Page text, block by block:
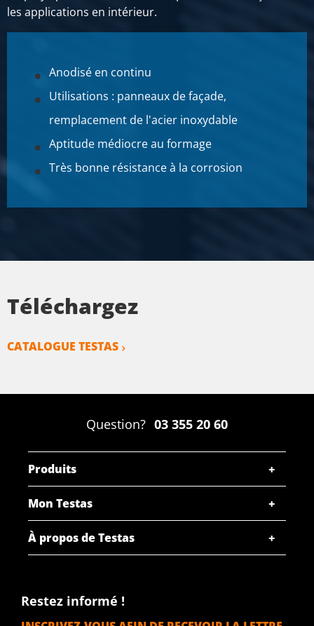
SÉLECTIONNER
les applications en intérieur.
Anodisé en continu
Utilisations : panneaux de façade,
remplacement de l'acier inoxydable
Aptitude médiocre au formage
Très bonne résistance à la corrosion
Téléchargez
CATALOGUE TESTAS
Question? 03 355 20 60
Produits
Mon Testas
À propos de Testas
Restez informé !